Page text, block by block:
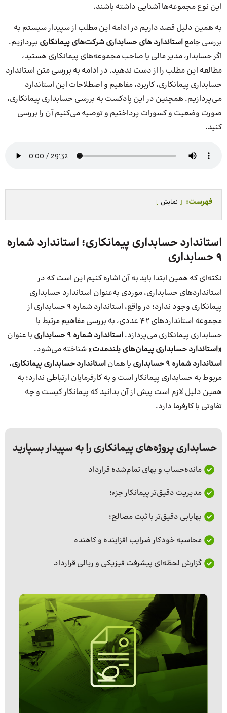
این نوع مجموعه‌ها آشنایی داشته باشند.
به همین دلیل قصد داریم در ادامه این مطلب از سپیدار سیستم به
بررسی جامعاستاندارد های حسابداری شرکت‌های پیمانکاری بپردازیم.
اگر حسابدار، مدیر مالی یا صاحب مجموعه‌های پیمانکاری هستید،
مطالعه این مطلب را از دست ندهید. در ادامه به بررسی متن استاندارد
حسابداری پیمانکاری، کاربرد، مفاهیم و اصطلاحات این استاندارد
می‌پردازیم. همچنین در این پادکست به بررسی حسابداری پیمانکاری،
صورت وضعیت و کسورات پرداختیم و توصیه می‌کنیم آن را بررسی
کنید.
فهرست: نمایش
استاندارد حسابداری پیمانکاری؛ استاندارد شماره
9 حسابداری
نکته‌ای که همین ابتدا باید به آن اشاره کنیم این است که در
استانداردهای حسابداری، موردی به‌عنوان استاندارد حسابداری
پیمانکاری وجود ندارد؛ در واقع، استاندارد شماره 9 حسابداری از
مجموعه استانداردهای ۴۲ عددی، به بررسی مفاهیم مرتبط با
حسابداری پیمانکاری می‌پردازد.استاندارد شماره 9 حسابداری
با عنوان
«استاندارد حسابداری پیمان‌های بلندمدت» شناخته می‌شود.
استاندارد شماره 9 حسابداری
یا هماناستاندارد حسابداری پیمانکاری،
مربوط به حسابداری پیمانکار است و به کارفرمایان ارتباطی ندارد؛ به
همین دلیل لازم است پیش از آن بدانید که پیمانکار کیست و چه
تفاوتی با کارفرما دارد.
حسابداری پروژه‌های پیمانکاری را به سپیدار بسپارید
مانده‌حساب و بهای تمام‌شده قرارداد
مدیریت دقیق‌تر پیمانکار جزء؛
بهایابی دقیق‌تر با ثبت مصالح؛
محاسبه‌ خودکار ضرایب افزاینده و کاهنده
گزارش لحظه‌ای پیشرفت فیزیکی و ریالی قرارداد